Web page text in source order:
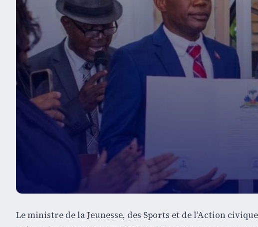
Le ministre de la Jeunesse, des Sports et de l’Action